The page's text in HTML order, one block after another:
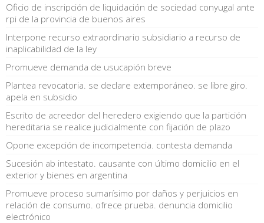
Oficio de inscripción de liquidación de sociedad conyugal ante
rpi de la provincia de buenos aires
Interpone recurso extraordinario subsidiario a recurso de
inaplicabilidad de la ley
Promueve demanda de usucapión breve
Plantea revocatoria. se declare extemporáneo. se libre giro.
apela en subsidio
Escrito de acreedor del heredero exigiendo que la partición
hereditaria se realice judicialmente con fijación de plazo
Opone excepción de incompetencia. contesta demanda
Sucesión ab intestato. causante con último domicilio en el
exterior y bienes en argentina
Promueve proceso sumarísimo por daños y perjuicios en
relación de consumo. ofrece prueba. denuncia domicilio
electrónico